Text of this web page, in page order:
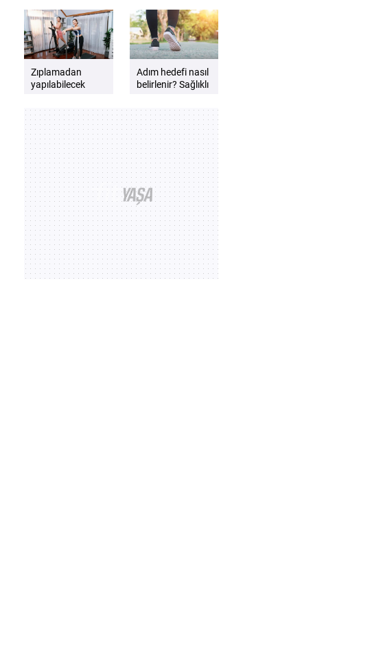
Zıplamadan
yapılabilecek
hareketleri
nelerdir?
Adım hedefi nasıl
belirlenir? Sağlıklı
ipuçları